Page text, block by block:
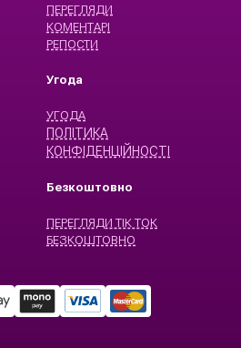
ПЕРЕГЛЯДИ
КОМЕНТАРІ
РЕПОСТИ
Угода
УГОДА
ПОЛІТИКА
КОНФІДЕНЦІЙНОСТІ
Безкоштовно
ПЕРЕГЛЯДИ ТІК ТОК
БЕЗКОШТОВНО